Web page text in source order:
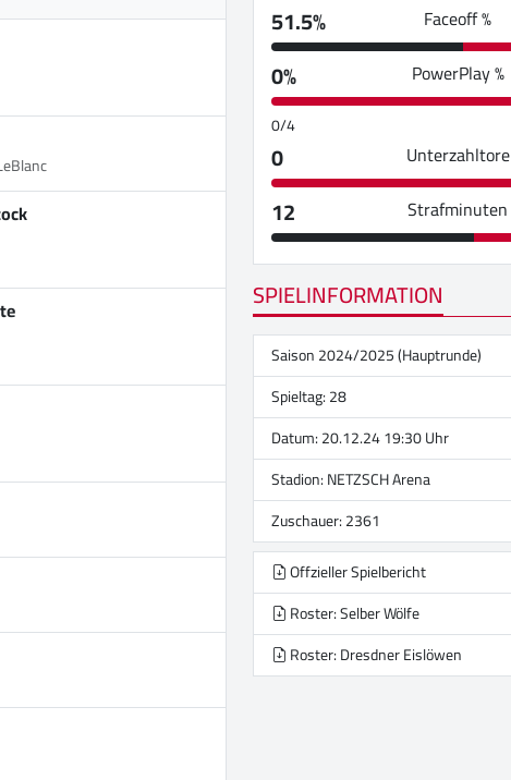
51.5%
Faceoff %
0%
PowerPlay %
0/4
0 Unterzahltore
12
Strafminuten
SPIELINFORMATION
Saison 2024/2025 (Hauptrunde)
Spieltag: 28
Datum: 20.12.24 19:30 Uhr
Stadion:NETZSCH Arena
Zuschauer: 2361
Offzieller Spielbericht
Roster: Selber Wölfe
Roster: Dresdner Eislöwen